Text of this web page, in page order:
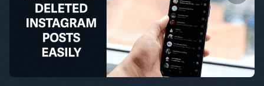
SV
KO
Distribuie acest articol
Twitter Facebook Copiați link-ul